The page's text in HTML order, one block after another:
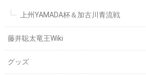
上州YAMADA杯＆加古川青流戦
藤井聡太竜王Wiki
グッズ